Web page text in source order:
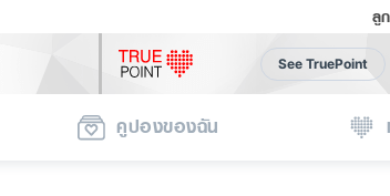
ลู
See TruePoint
คูปองของฉัน